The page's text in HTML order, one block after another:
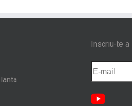
Inscriu-te a